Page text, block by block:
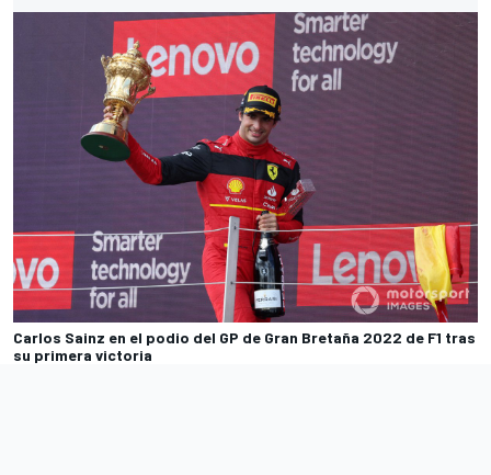
Carlos Sainz en el podio del GP de Gran Bretaña 2022 de F1 tras
su primera victoria